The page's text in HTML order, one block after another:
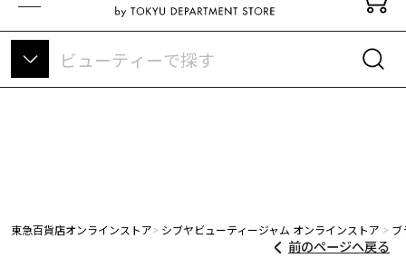
東急百貨店オンラインストアについて
東急百貨店オンラインストア シブヤビューティージャム オンラインストア ブ
前のページへ戻る